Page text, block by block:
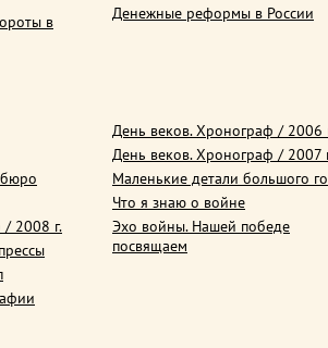
в
Денежные реформы в России
/ 2008 г.
День веков. Хронограф / 2006
День веков. Хронограф / 2007
Маленькие детали большого
Что я знаю о войне
Эхо войны. Нашей победе
посвящаем